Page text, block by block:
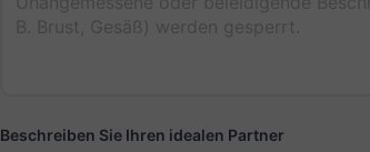
Beschreiben Sie Ihren idealen Partner